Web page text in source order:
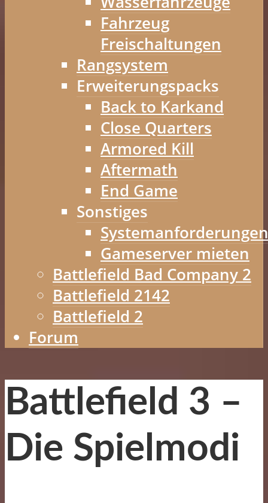
Fahrzeug
Freischaltungen
Rangsystem
Erweiterungspacks
Back to Karkand
Close Quarters
Armored Kill
Aftermath
End Game
Sonstiges
Systemanforderungen
Gameserver mieten
Battlefield Bad Company 2
Battlefield 2142
Battlefield 2
Forum
Battlefield 3 –
Die Spielmodi